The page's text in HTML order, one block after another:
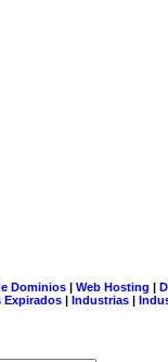
Dominios| Web Hosting |
Expirados | Industrias |